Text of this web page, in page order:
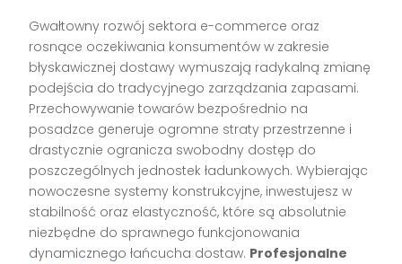
Gwałtowny rozwój sektora e-commerce oraz
rosnące oczekiwania konsumentów w zakresie
błyskawicznej dostawy wymuszają radykalną zmianę
podejścia do tradycyjnego zarządzania zapasami.
Przechowywanie towarów bezpośrednio na
posadzce generuje ogromne straty przestrzenne i
drastycznie ogranicza swobodny dostęp do
poszczególnych jednostek ładunkowych. Wybierając
nowoczesne systemy konstrukcyjne, inwestujesz w
stabilność oraz elastyczność, które są absolutnie
niezbędne do sprawnego funkcjonowania
dynamicznego łańcucha dostaw. Profesjonalne